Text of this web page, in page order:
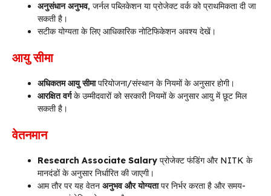
अनुसंधान अनुभव, जर्नल पब्लिकेशन या प्रोजेक्ट वर्क को प्राथमिकता दी जा
सकती है।
सटीक योग्यता के लिए आधिकारिक नोटिफिकेशन अवश्य देखें।
आयु सीमा
अधिकतम आयु सीमापरियोजना/संस्थान के नियमों के अनुसार होगी।
आरक्षित वर्गके उम्मीदवारों को सरकारी नियमों के अनुसार आयु में छूट मिल
सकती है।
वेतनमान
Research Associate Salary प्रोजेक्ट फंडिंग और NITK के
मानदंडों के अनुसार निर्धारित की जाएगी।
आम तौर पर यह वेतन अनुभव और योग्यतापर निर्भर करता है और समय-